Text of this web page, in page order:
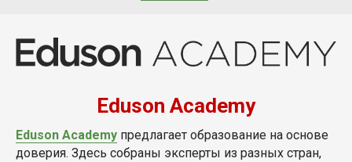
Eduson Academy
Eduson Academy предлагает образование на основе
доверия. Здесь собраны эксперты из разных стран,